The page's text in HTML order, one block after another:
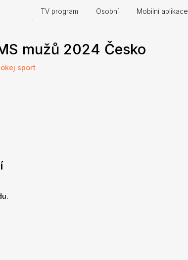
TV program Osobní Mobilní aplikace
mužů 2024 Česko
sport